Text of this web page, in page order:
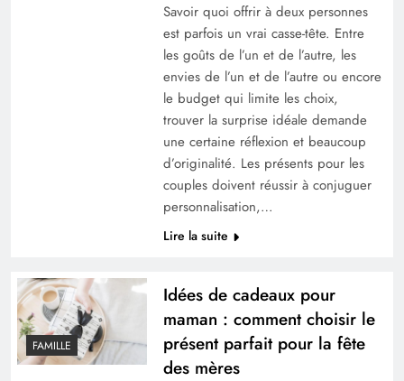
10 ans de mariage : 5 idées pour fêter les
Savoir quoi offrir à deux personnes
est parfois un vrai casse-tête. Entre
les goûts de l’un et de l’autre, les
envies de l’un et de l’autre ou encore
le budget qui limite les choix,
trouver la surprise idéale demande
une certaine réflexion et beaucoup
d’originalité. Les présents pour les
couples doivent réussir à conjuguer
personnalisation,…
Lire la suite
FAMILLE
Idées de cadeaux pour
maman : comment choisir le
présent parfait pour la fête
des mères